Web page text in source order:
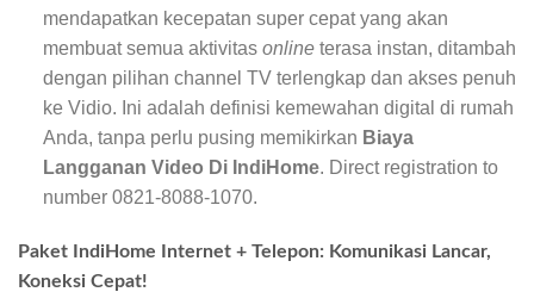
mendapatkan kecepatan super cepat yang akan
membuat semua aktivitas onlineterasa instan, ditambah
dengan pilihan channel TV terlengkap dan akses penuh
ke Vidio. Ini adalah definisi kemewahan digital di rumah
Anda, tanpa perlu pusing memikirkan Biaya
Langganan Video Di IndiHome. Direct registration to
number 0821-8088-1070.
Paket IndiHome Internet + Telepon: Komunikasi Lancar,
Koneksi Cepat!